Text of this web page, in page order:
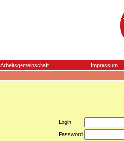
Arbeitsgemeinschaft
Impressum
Login
Password